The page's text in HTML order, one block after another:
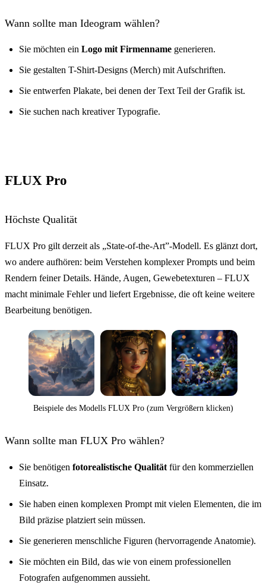
Wann sollte man Ideogram wählen?
Sie möchten ein Logo mit Firmenname generieren.
Sie gestalten T-Shirt-Designs (Merch) mit Aufschriften.
Sie entwerfen Plakate, bei denen der Text Teil der Grafik ist.
Sie suchen nach kreativer Typografie.
FLUX Pro
Höchste Qualität
FLUX Pro gilt derzeit als „State-of-the-Art”-Modell. Es glänzt dort,
wo andere aufhören: beim Verstehen komplexer Prompts und beim
Rendern feiner Details. Hände, Augen, Gewebetexturen – FLUX
macht minimale Fehler und liefert Ergebnisse, die oft keine weitere
Bearbeitung benötigen.
Beispiele des Modells FLUX Pro (zum Vergrößern klicken)
Wann sollte man FLUX Pro wählen?
Sie benötigen fotorealistische Qualität für den kommerziellen
Einsatz.
Sie haben einen komplexen Prompt mit vielen Elementen, die im
Bild präzise platziert sein müssen.
Sie generieren menschliche Figuren (hervorragende Anatomie).
Sie möchten ein Bild, das wie von einem professionellen
Fotografen aufgenommen aussieht.